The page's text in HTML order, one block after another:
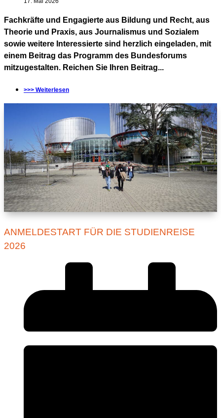
Fachkräfte und Engagierte aus Bildung und Recht, aus
Theorie und Praxis, aus Journalismus und Sozialem
sowie weitere Interessierte sind herzlich eingeladen, mit
einem Beitrag das Programm des Bundesforums
mitzugestalten. Reichen Sie Ihren Beitrag...
>>> Weiterlesen
ANMELDESTART FÜR DIE STUDIENREISE
2026